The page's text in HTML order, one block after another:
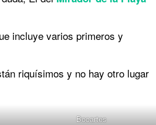
incluye varios primeros y
riquísimos y no hay otro lugar
Bocartes